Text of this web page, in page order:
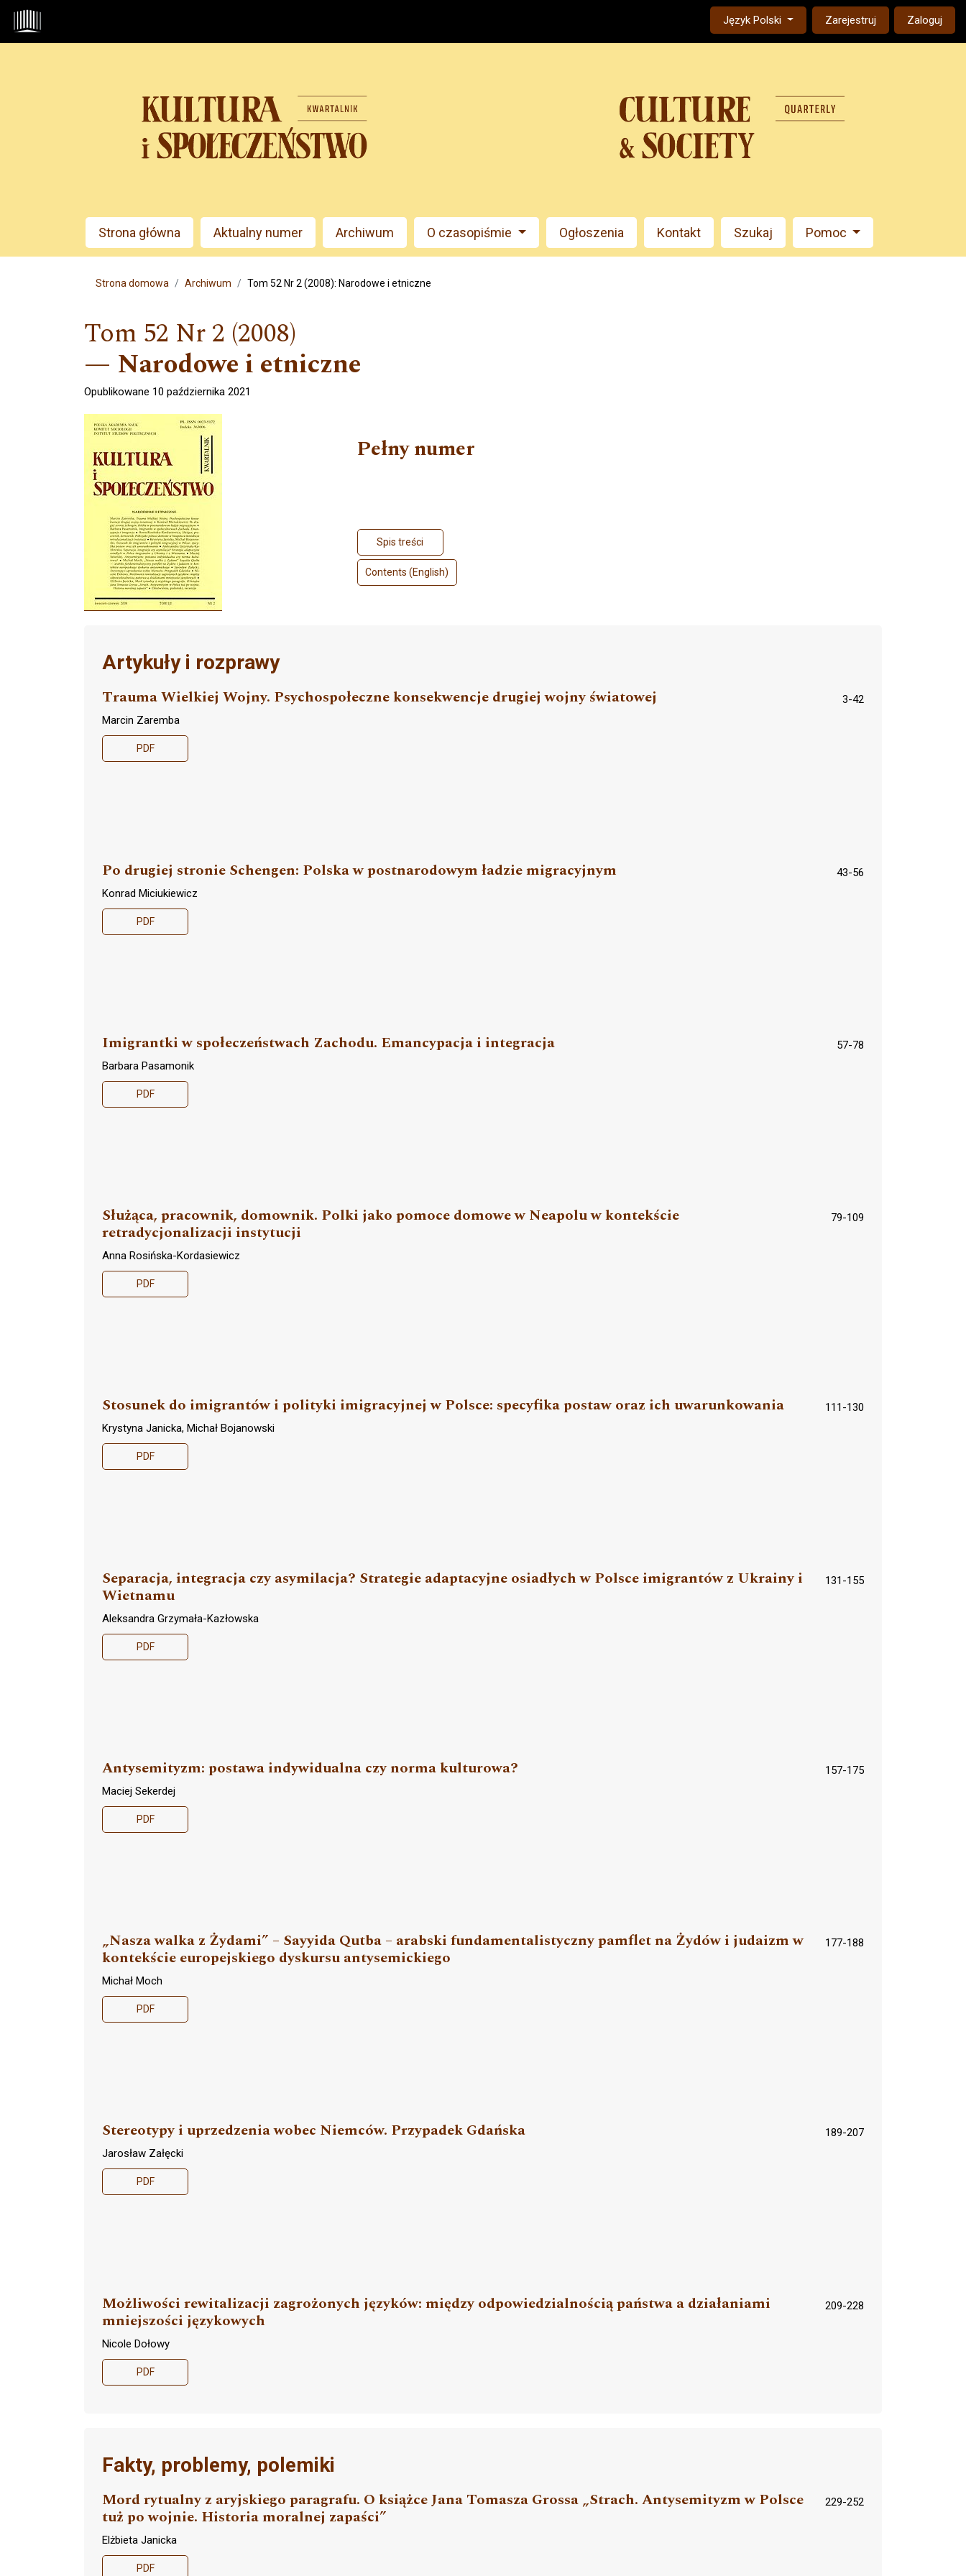
Przejdź do głównego menu
Przejdź do sekcji głównej
Przejdź do stopki
Change the language. The current language is:
Język Polski
Admin menu Zarejestruj Zaloguj
Main menu
Strona główna Aktualny numer Archiwum O czasopiśmie Ogłoszenia Kontakt Szukaj Pomoc
Strona domowa Archiwum Tom 52 Nr 2 (2008): Narodowe i etniczne
Tom 52 Nr 2 (2008)
Narodowe i etniczne
Opublikowane 10 października 2021
Pełny numer
Spis treści
Contents (English)
Artykuły i rozprawy
Trauma Wielkiej Wojny. Psychospołeczne konsekwencje drugiej wojny światowej
3-42
Marcin Zaremba
PDF
Po drugiej stronie Schengen: Polska w postnarodowym ładzie migracyjnym
43-56
Konrad Miciukiewicz
PDF
Imigrantki w społeczeństwach Zachodu. Emancypacja i integracja
57-78
Barbara Pasamonik
PDF
Służąca, pracownik, domownik. Polki jako pomoce domowe w Neapolu w kontekście
retradycjonalizacji instytucji
79-109
Anna Rosińska-Kordasiewicz
PDF
Stosunek do imigrantów i polityki imigracyjnej w Polsce: specyfika postaw oraz ich uwarunkowania
111-130
Krystyna Janicka, Michał Bojanowski
PDF
Separacja, integracja czy asymilacja? Strategie adaptacyjne osiadłych w Polsce imigrantów z Ukrainy i
Wietnamu
131-155
Aleksandra Grzymała-Kazłowska
PDF
Antysemityzm: postawa indywidualna czy norma kulturowa?
157-175
Maciej Sekerdej
PDF
„Nasza walka z Żydami” – Sayyida Qutba – arabski fundamentalistyczny pamflet na Żydów i judaizm w
kontekście europejskiego dyskursu antysemickiego
177-188
Michał Moch
PDF
Stereotypy i uprzedzenia wobec Niemców. Przypadek Gdańska
189-207
Jarosław Załęcki
PDF
Możliwości rewitalizacji zagrożonych języków: między odpowiedzialnością państwa a działaniami
mniejszości językowych
209-228
Nicole Dołowy
PDF
Fakty, problemy, polemiki
Mord rytualny z aryjskiego paragrafu. O książce Jana Tomasza Grossa „Strach. Antysemityzm w Polsce
tuż po wojnie. Historia moralnej zapaści”
229-252
Elżbieta Janicka
PDF